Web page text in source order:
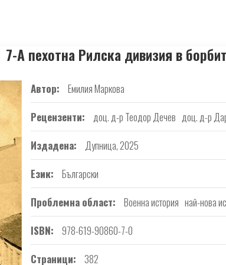
7-А пехотна Рилска дивизия в
Автор
Емилия Маркова
Рецензенти
доц. д-р Теодор Дечев доц. д-р
Издадена
Дупница, 2025
Език
Български
Проблемна област
Военна история най-нова
ISBN
978-619-90860-7-0
Страници
382